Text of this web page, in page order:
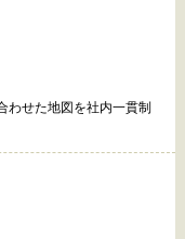
わせた地図を社内一貫制